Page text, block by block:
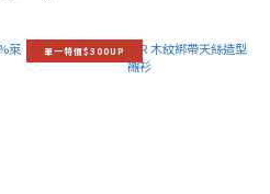
單一特價$300UP